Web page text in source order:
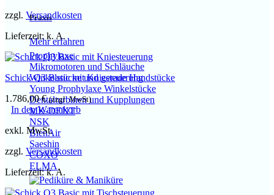
Praxis
Mehr erfahren
Prophylaxe
Mikromotoren und Schläuche
Winkelstücke und gerade Handstücke
Young Prophylaxe Winkelstücke
Dentalturbinen und Kupplungen
MK-DENT
NSK
BienAir
Saeshin
COXO
ELMA
zzgl. Versandkosten
Lieferzeit: k. A.
Schick Q3 Basic mit Kniesteuerung
1.786,00€ (zzgl. MwSt)
In den Warenkorb
exkl. MwSt.
zzgl. Versandkosten
Lieferzeit:k. A.